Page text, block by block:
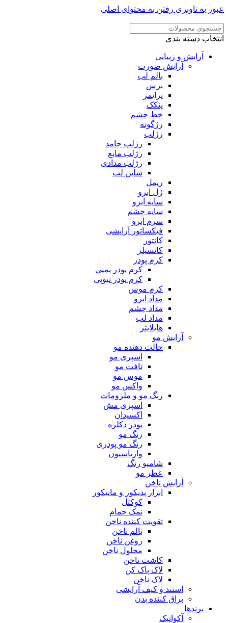
به ناوبریرفتن به محتوای اصلی
دسته بندی
آرایش و زیبایی
آرایش صورت
بالم لب
برس
پرایمر
پنکک
خط چشم
رژگونه
رژلب
رژلب جامد
رژلب مایع
رژلب مدادی
شاین لب
ریمل
ژل ابرو
سایه ابرو
سایه چشم
سرم ابرو
فیکساتور آرایشی
کانتور
کانسیلر
کرم پودر
کرم پودر پمپی
کرم پودر تیوپی
کرم موس
مداد ابرو
مداد چشم
مداد لب
هایلایتر
آرایش مو
حالت دهنده مو
اسپری مو
تافت مو
موس مو
واکس مو
رنگ مو و ملزومات
اسپری مش
اکسیدان
پودر دکلره
رنگ مو
رنگ مو پودری
واریاسیون
شامپو رنگ
عطر مو
آرایش ناخن
ابزار پدیکور و مانیکور
کوکتل
نمک حمام
تقویت کننده ناخن
بالم ناخن
روغن ناخن
محلول ناخن
کاشت ناخن
لاک پاک کن
لاک ناخن
استند و کیف آرایشی
براق کننده بدن
برندها
آکواتیک